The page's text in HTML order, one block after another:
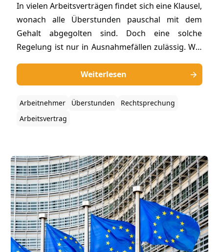
In vielen Arbeitsverträgen findet sich eine Klausel,
wonach alle Überstunden pauschal mit dem
Gehalt abgegolten sind. Doch eine solche
Regelung ist nur in Ausnahmefällen zulässig. Wie
Überstundenabgeltung aussehen kann, klären
wir in diesem Beitrag.
Weiterlesen
Arbeitnehmer Überstunden
Rechtsprechung
Arbeitsvertrag